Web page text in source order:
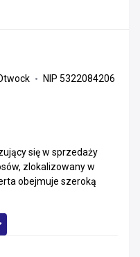
NIP 5322084206
się w sprzedaży
zlokalizowany w
obejmuje szeroką